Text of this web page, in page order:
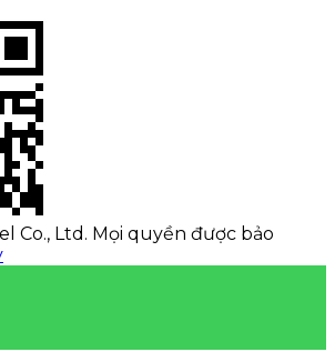
Co., Ltd. Mọi quyền được bảo